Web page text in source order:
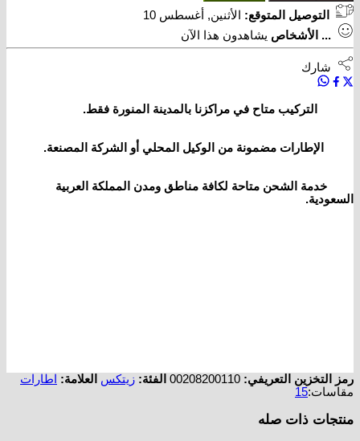
التوصيل المتوقع:
الأثنين, أغسطس 10
...
الأشخاص يشاهدون هذا الآن
شارك
التركيب متاح في مراكزنا بالمدينة المنورة فقط.
الإطارات مضمونة من الوكيل المحلي أو الشركة المصنعة.
خدمة الشحن متاحة لكافة مناطق ومدن المملكة العربية
السعودية.
رمز التخزين التعريفي: 00208200110 الفئة: زيتكس العلامة: اطارات
مقاسات:15
منتجات ذات صله